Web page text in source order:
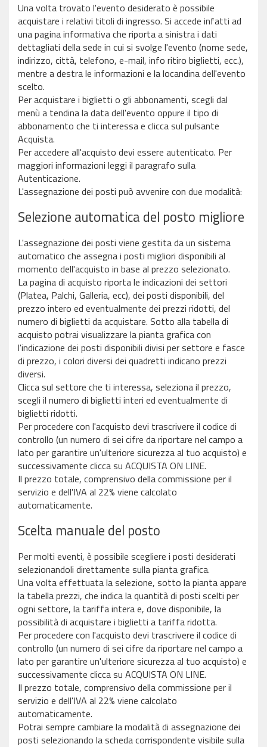
Una volta trovato l'evento desiderato è possibile
acquistare i relativi titoli di ingresso. Si accede infatti ad
una pagina informativa che riporta a sinistra i dati
dettagliati della sede in cui si svolge l'evento (nome sede,
indirizzo, città, telefono, e-mail, info ritiro biglietti, ecc.),
mentre a destra le informazioni e la locandina dell'evento
scelto.
Per acquistare i biglietti o gli abbonamenti, scegli dal
menù a tendina la data dell'evento oppure il tipo di
abbonamento che ti interessa e clicca sul pulsante
Acquista.
Per accedere all'acquisto devi essere autenticato. Per
maggiori informazioni leggi il paragrafo sulla
Autenticazione.
L'assegnazione dei posti può avvenire con due modalità:
Selezione automatica del posto migliore
L'assegnazione dei posti viene gestita da un sistema
automatico che assegna i posti migliori disponibili al
momento dell'acquisto in base al prezzo selezionato.
La pagina di acquisto riporta le indicazioni dei settori
(Platea, Palchi, Galleria, ecc), dei posti disponibili, del
prezzo intero ed eventualmente dei prezzi ridotti, del
numero di biglietti da acquistare. Sotto alla tabella di
acquisto potrai visualizzare la pianta grafica con
l'indicazione dei posti disponibili divisi per settore e fasce
di prezzo, i colori diversi dei quadretti indicano prezzi
diversi.
Clicca sul settore che ti interessa, seleziona il prezzo,
scegli il numero di biglietti interi ed eventualmente di
biglietti ridotti.
Per procedere con l'acquisto devi trascrivere il codice di
controllo (un numero di sei cifre da riportare nel campo a
lato per garantire un'ulteriore sicurezza al tuo acquisto) e
successivamente clicca su ACQUISTA ON LINE.
Il prezzo totale, comprensivo della commissione per il
servizio e dell'IVA al 22% viene calcolato
automaticamente.
Scelta manuale del posto
Per molti eventi, è possibile scegliere i posti desiderati
selezionandoli direttamente sulla pianta grafica.
Una volta effettuata la selezione, sotto la pianta appare
la tabella prezzi, che indica la quantità di posti scelti per
ogni settore, la tariffa intera e, dove disponibile, la
possibilità di acquistare i biglietti a tariffa ridotta.
Per procedere con l'acquisto devi trascrivere il codice di
controllo (un numero di sei cifre da riportare nel campo a
lato per garantire un'ulteriore sicurezza al tuo acquisto) e
successivamente clicca su ACQUISTA ON LINE.
Il prezzo totale, comprensivo della commissione per il
servizio e dell'IVA al 22% viene calcolato
automaticamente.
Potrai sempre cambiare la modalità di assegnazione dei
posti selezionando la scheda corrispondente visibile sulla